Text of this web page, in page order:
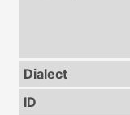
Dialect
ID